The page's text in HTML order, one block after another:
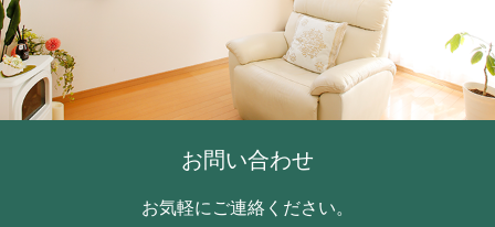
お問い合わせ
お気軽にご連絡ください。